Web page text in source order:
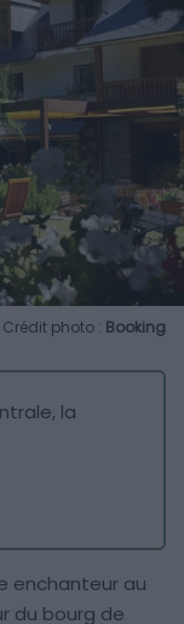
Crédit photo : Booking
la
enchanteur au
du bourg de